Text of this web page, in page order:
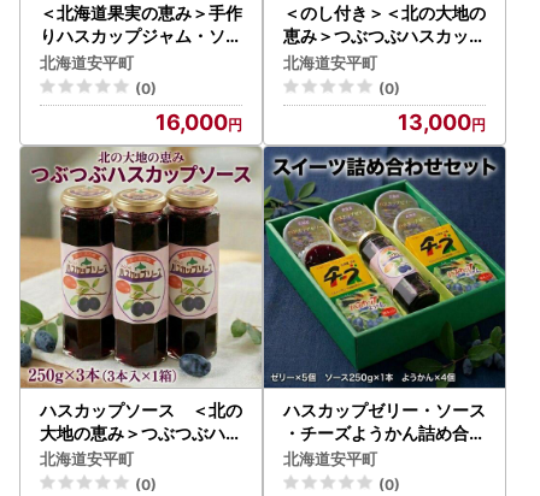
＜北海道果実の恵み＞手作
りハスカップジャム・ソー
ス4本セット
北海道安平町
(0)
16,000
＜のし付き＞＜北の大地の
恵み＞つぶつぶハスカップ
ソース ギフトセット 2
50g×3本
北海道安平町
(0)
13,000
ハスカップソース ＜北の
大地の恵み＞つぶつぶハス
カップ ギフトセット 25
0g×3本【1002315】
北海道安平町
(0)
ハスカップゼリー・ソース
・チーズようかん詰め合わ
せ チーズ
北海道安平町
(0)